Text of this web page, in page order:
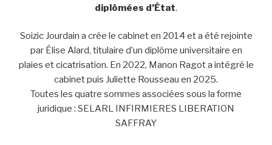
diplômées d’État.
Soizic Jourdain a crée le cabinet en 2014 et a été rejointe
par Élise Alard, titulaire d’un diplôme universitaire en
plaies et cicatrisation. En 2022, Manon Ragot a intégré le
cabinet puis Juliette Rousseau en 2025.
Toutes les quatre sommes associées sous la forme
juridique : SELARL INFIRMIERES LIBERATION
SAFFRAY